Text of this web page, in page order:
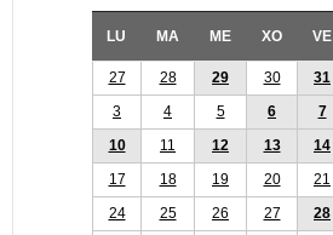
LU MA ME XO VE
27 28 29 30 31
3
4 5 6 7
10
11 12 13 14
17
18 19 20 21
24
25 26 27 28